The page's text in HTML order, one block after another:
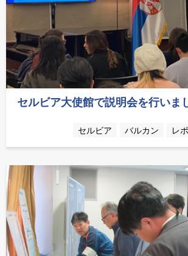
セルビア大使館で説明会を行いま
セルビア バルカン レ